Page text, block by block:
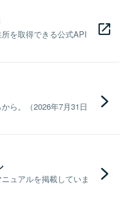
を取得できる公式API
ら。（2026年7月31日
ュアルを掲載していま